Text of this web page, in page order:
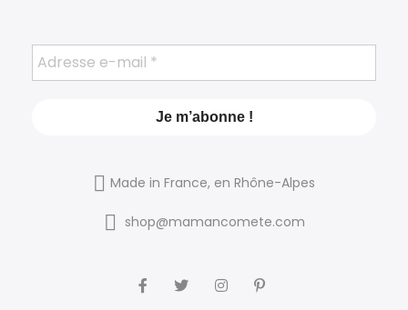
Made in France, en Rhône-Alpes
shop@mamancomete.com